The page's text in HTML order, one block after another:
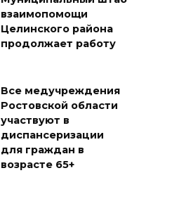
взаимопомощи
Целинского района
продолжает работу
Все медучреждения
Ростовской области
участвуют в
диспансеризации
для граждан в
возрасте 65+